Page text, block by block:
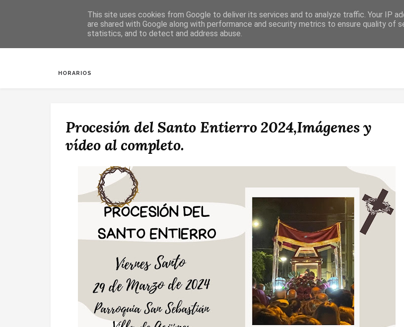
HORARIOS
Procesión del Santo Entierro 2024,Imágenes y
vídeo al completo.
This site uses cookies from Google to deliver its services and to analyze traffic. Your IP
are shared with Google along with performance and security metrics to ensure quality of
statistics, and to detect and address abuse.